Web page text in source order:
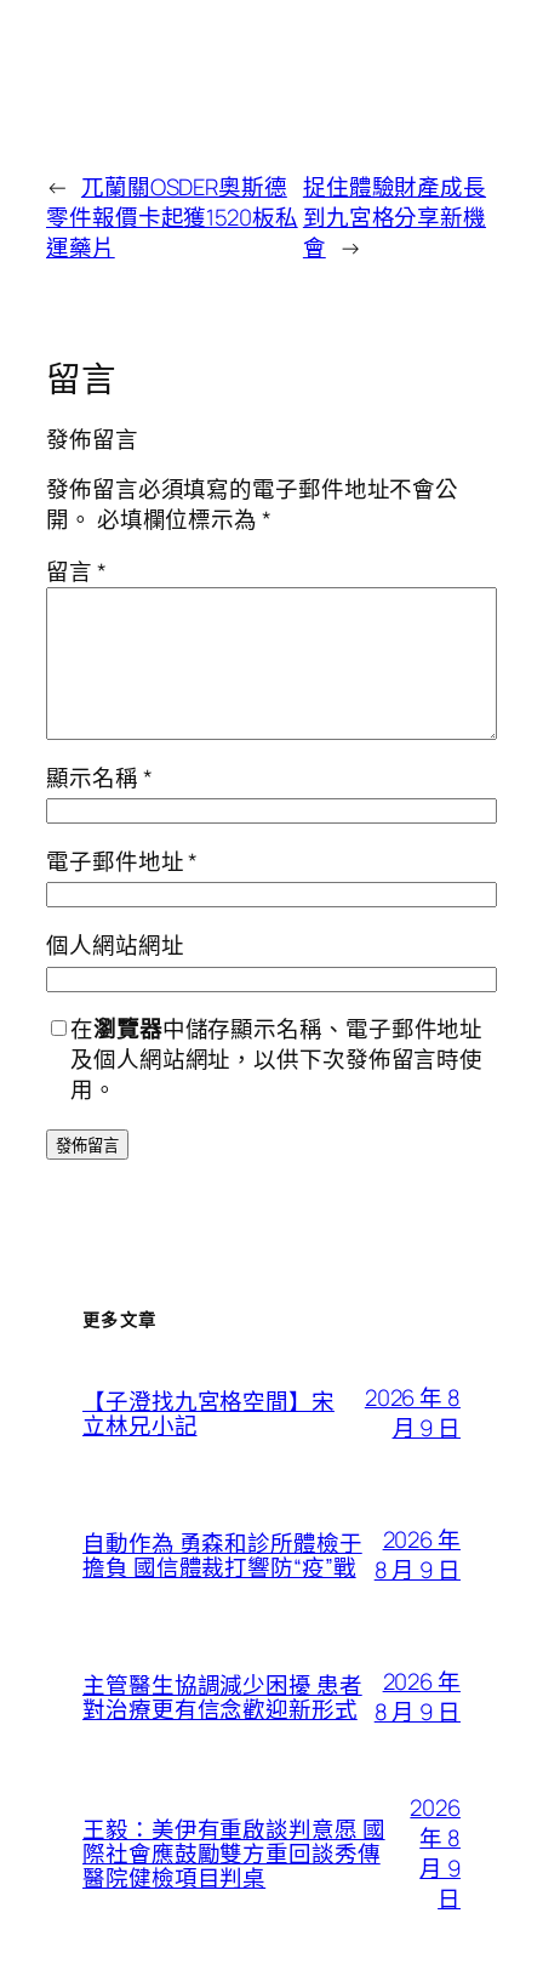
← 兀蘭關OSDER奧斯德
零件報價卡起獲1520板私
運藥片
捉住體驗財產成長
到九宮格分享新機
會 →
留言
發佈留言
發佈留言必須填寫的電子郵件地址不會公
開。 必填欄位標示為*
留言*
顯示名稱*
電子郵件地址*
個人網站網址
在瀏覽器中儲存顯示名稱、電子郵件地址
及個人網站網址，以供下次發佈留言時使
用。
更多文章
【子澄找九宮格空間】宋
立林兄小記
2026 年 8
月 9 日
自動作為 勇森和診所體檢于
擔負 國信體裁打響防“疫”戰
2026 年
8 月 9 日
主管醫生協調減少困擾 患者
對治療更有信念歡迎新形式
2026 年
8 月 9 日
王毅：美伊有重啟談判意愿 國
際社會應鼓勵雙方重回談秀傳
醫院健檢項目判桌
2026
年 8
月 9
日